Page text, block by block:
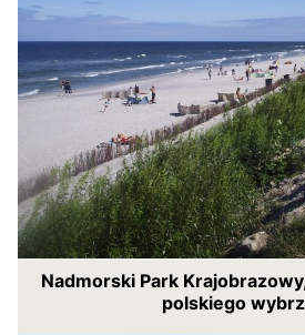
Nadmorski Park
polskiego